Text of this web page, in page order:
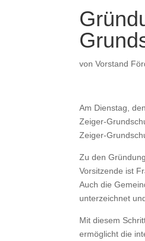
vonVorstand
Am Dienstag,
Zeiger-
Zeiger-
Zu den
Vorsitzende ist
Auch die
unterzeichnet
Mit diesem
ermöglicht die